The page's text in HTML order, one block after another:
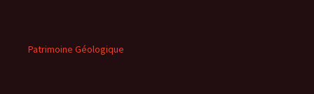
Patrimoine Géologique